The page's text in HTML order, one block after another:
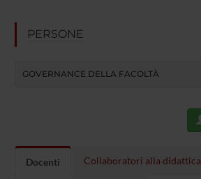
PERSONE
GOVERNANCE DELLA FACOLTÀ
Docenti Collaboratori alla didattica